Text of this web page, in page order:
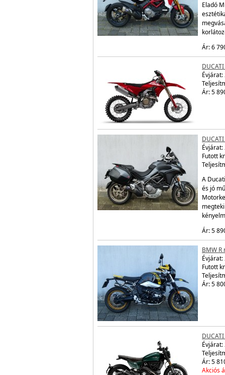
Eladó
Ár: 6
Évjárat:
Ár: 5
Évjárat:
Futott
A
és jó
Ár: 5
BMW R
Évjárat:
Futott
Ár: 5
Évjárat:
Ár: 5
Akciós